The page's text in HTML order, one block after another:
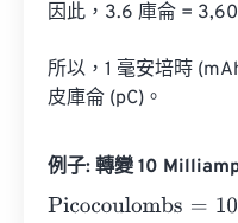
因此，3.6 庫侖 =
所以，1 毫安培時
皮庫侖 (pC)。
例子: 轉變 10
Picocoulombs=10